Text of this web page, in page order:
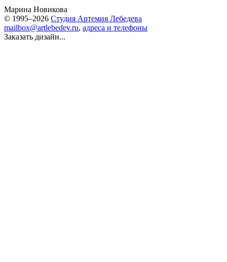
Марина Новикова
© 1995–2026 Студия Артемия Лебедева
mailbox@artlebedev.ru, адреса и телефоны
Заказать дизайн...